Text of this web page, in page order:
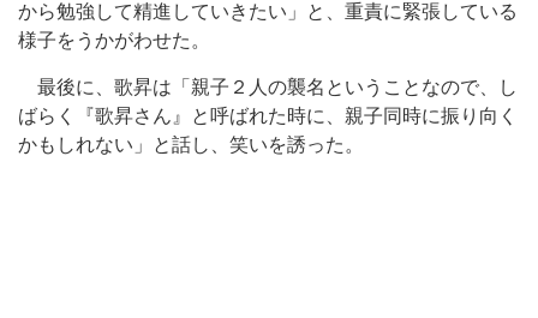
から勉強して精進していきたい」と、重責に緊張している
様子をうかがわせた。
最後に、歌昇は「親子２人の襲名ということなので、し
ばらく『歌昇さん』と呼ばれた時に、親子同時に振り向く
かもしれない」と話し、笑いを誘った。